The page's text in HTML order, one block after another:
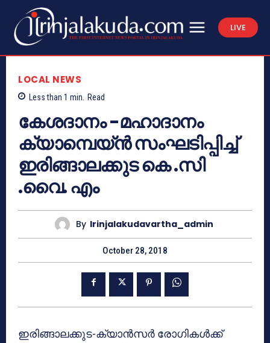
LIVE
LOCAL NEWS
Less than 1 min. Read
കേശദാനം -മഹാദാനം
ക്യാമ്പെയ്ന്‍ സംഘടിപ്പിച്ച്
ഇരിങ്ങാലക്കുട കെ .സി
.വൈ. എം
By Irinjalakudavartha_admin
October 28, 2018
ഇരിങ്ങാലക്കുട-ക്യാന്‍സര്‍ രോഗികള്‍ക്ക്